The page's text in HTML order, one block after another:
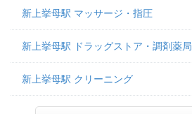
新上挙母駅 マッサージ・指圧
新上挙母駅 ドラッグストア・調剤薬局
新上挙母駅 クリーニング